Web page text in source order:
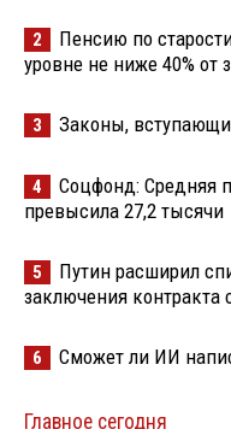
2
Пенсию по
уровне не ниже 40% от
3 Законы,
4
Соцфонд: Средняя
превысила 27,2 тысячи
5
Путин расширил
заключения контракта
6 Сможет ли ИИ
Главное сегодня